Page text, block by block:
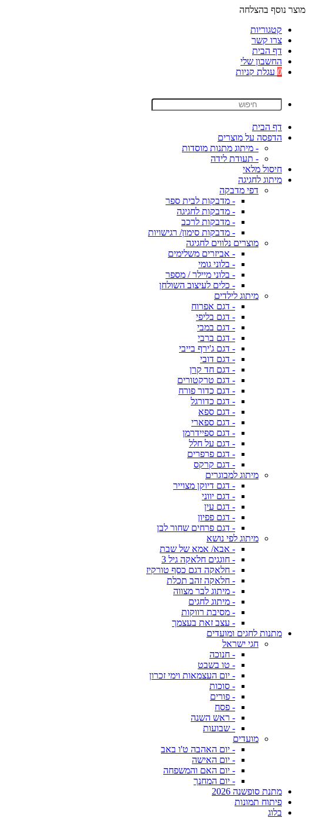
מוצר נוסף בהצלחה
קטגוריות
צרו קשר
דף הבית
החשבון שלי
0 עגלת קניות
דף הבית
הדפסה על מוצרים
- מיתוג מתנות מוסדות
- תעודת לידה
חיסול מלאי
מיתוג לחגיגה
דפי מדבקה
- מדבקות לבית ספר
- מדבקות לחגיגה
- מדבקות לרכב
- מדבקות סימון/ רגישויות
מוצרים נלווים לחגיגה
- אביזרים משלימים
- בלוני גומי
- בלוני מיילר / מספר
- כלים לעיצוב השולחן
מיתוג לילדים
- דגם אפרוח
- דגם בליפי
- דגם במבי
- דגם ברבי
- דגם ג'ירף בייבי
- דגם דובי
- דגם חד קרן
- דגם טרקטורים
- דגם כדור פורח
- דגם כדורגל
- דגם ספא
- דגם ספארי
- דגם ספיידרמן
- דגם על חלל
- דגם פרפרים
- דגם קרקס
מיתוג למבוגרים
- דגם דיוקן מצוייר
- דגם יווני
- דגם עין
- דגם פפיון
- דגם פרחים שחור לבן
מיתוג לפי נושא
- אבא/ אמא של שבת
- חוגגים חלאקה גיל 3
- חלאקה דגם כסף טורקיז
- חלאקה זהב תכלת
- מיתוג לבר מצווה
- מיתוג לחגים
- מסיבת רווקות
- עצב זאת בעצמך
מתנות לחגים ומועדים
חגי ישראל
- חנוכה
- טו בשבט
- יום העצמאות וימי זכרון
- סוכות
- פורים
- פסח
- ראש השנה
- שבועות
מועדים
- יום האהבה ט'ו באב
- יום האישה
- יום האם והמשפחה
- יום המחנך
מתנת סופשנה 2026
פיתוח תמונות
בלוג